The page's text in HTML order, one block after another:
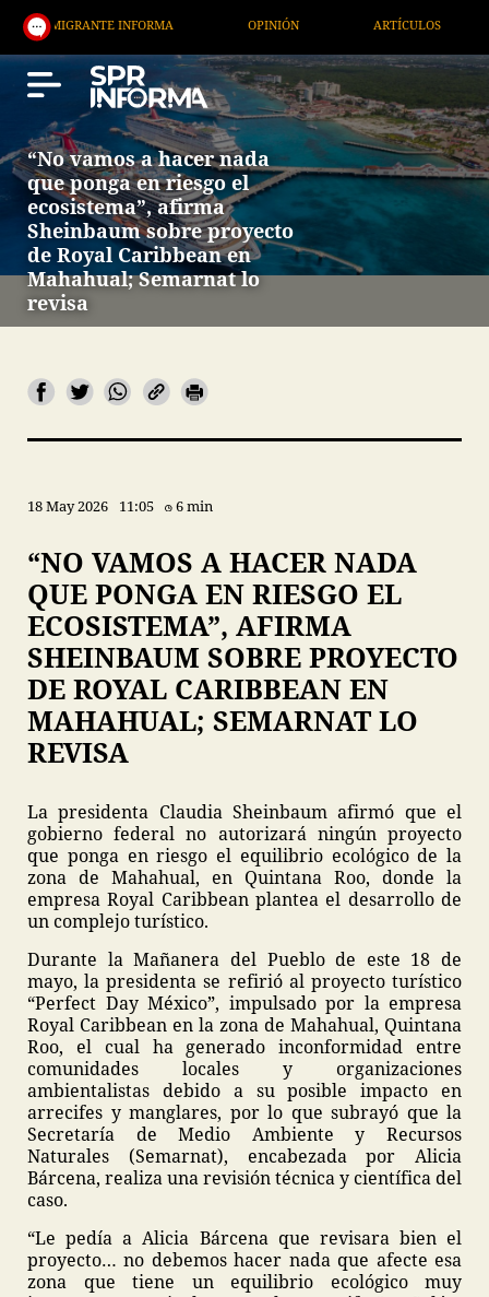
INFORMA OPINIÓN ARTÍCULOS ARTE /
“No vamos a hacer nada
que ponga en riesgo el
ecosistema”, afirma
Sheinbaum sobre proyecto
de Royal Caribbean en
Mahahual; Semarnat lo
revisa
18 May 2026 11:05 6 min
“NO VAMOS A HACER NADA
QUE PONGA EN RIESGO EL
ECOSISTEMA”, AFIRMA
SHEINBAUM SOBRE PROYECTO
DE ROYAL CARIBBEAN EN
MAHAHUAL; SEMARNAT LO
REVISA
La presidenta Claudia Sheinbaum afirmó que el
gobierno federal no autorizará ningún proyecto
que ponga en riesgo el equilibrio ecológico de la
zona de Mahahual, en Quintana Roo, donde la
empresa Royal Caribbean plantea el desarrollo de
un complejo turístico.
Durante la Mañanera del Pueblo de este 18 de
mayo, la presidenta se refirió al proyecto turístico
“Perfect Day México”, impulsado por la empresa
Royal Caribbean en la zona de Mahahual, Quintana
Roo, el cual ha generado inconformidad entre
comunidades locales y organizaciones
ambientalistas debido a su posible impacto en
arrecifes y manglares, por lo que subrayó que la
Secretaría de Medio Ambiente y Recursos
Naturales (Semarnat), encabezada por Alicia
Bárcena, realiza una revisión técnica y científica del
caso.
“Le pedía a Alicia Bárcena que revisara bien el
proyecto… no debemos hacer nada que afecte esa
zona que tiene un equilibrio ecológico muy